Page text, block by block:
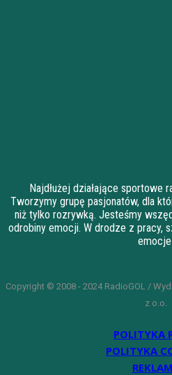
Najdłużej działające sportowe
Tworzymy grupę pasjonatów, dla
niż tylko rozrywką. Jesteśmy
odrobiny emocji. W drodze z pracy,
Copyright © 2008 - 2024 RadioGOL /
z o.o.
POLITYKA
POLITYKA